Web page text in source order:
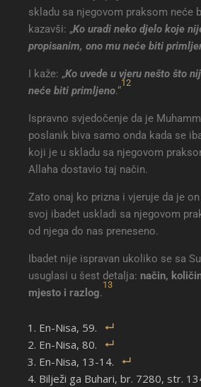
skladu sa njegovom praksom neće
kazavši: „Ko uradi neko djelo koje
propisanim, ono mu neće biti
I kaže: „Ko uvede u vjeru nešto što
neće biti primljeno.“
12
Ispravno svjedočenje da je
poslanik biva samo onda kada se
koji je u skladu sa njegovom
Allaha dostavio taj način.
Zato onaj ko prizna i vjeruje da je
svoj ibadet uskladi sa njegovom
od njega do nas preneseno.
Ibadet nije ispravan ukoliko se sa
usuglasi u šest detalja: način,
mjesto i razlog.
13
En-Nisa, 59.
En-Nisa, 80.
En-Nisa, 13-14.
Bilježi ga Buhari, br. 7280, str.